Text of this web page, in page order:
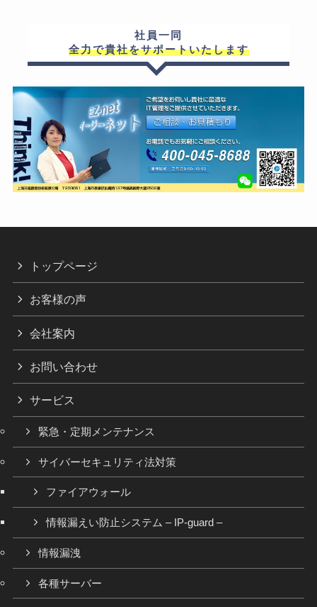
社員一同
全力で貴社をサポートいたします
トップページ
お客様の声
会社案内
お問い合わせ
サービス
緊急・定期メンテナンス
サイバーセキュリティ法対策
ファイアウォール
情報漏えい防止システム – IP-guard –
情報漏洩
各種サーバー